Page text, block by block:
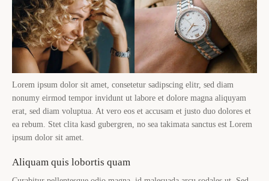
Lorem ipsum dolor sit amet, consetetur sadipscing elitr, sed diam
nonumy eirmod tempor invidunt ut labore et dolore magna aliquyam
erat, sed diam voluptua. At vero eos et accusam et justo duo dolores et
ea rebum. Stet clita kasd gubergren, no sea takimata sanctus est Lorem
ipsum dolor sit amet.
Aliquam quis lobortis quam